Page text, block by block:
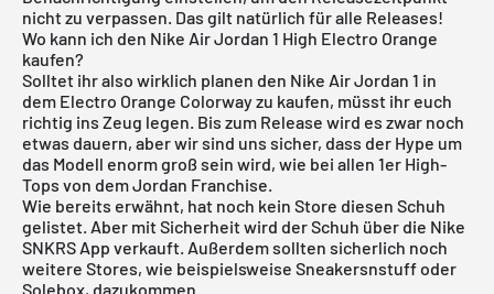
nicht zu verpassen. Das gilt natürlich für alle Releases!
Wo kann ich den Nike Air Jordan 1 High Electro Orange
kaufen?
Solltet ihr also wirklich planen den Nike Air Jordan 1 in
dem Electro Orange Colorway zu kaufen, müsst ihr euch
richtig ins Zeug legen. Bis zum Release wird es zwar noch
etwas dauern, aber wir sind uns sicher, dass der Hype um
das Modell enorm groß sein wird, wie bei allen 1er High-
Tops von dem Jordan Franchise.
Wie bereits erwähnt, hat noch kein Store diesen Schuh
gelistet. Aber mit Sicherheit wird der Schuh über die Nike
SNKRS App verkauft. Außerdem sollten sicherlich noch
weitere Stores, wie beispielsweise Sneakersnstuff oder
Solebox, dazukommen.